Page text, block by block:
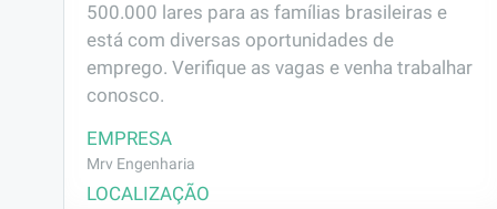
500.000 lares para as famílias brasileiras e
está com diversas oportunidades de
emprego. Verifique as vagas e venha trabalhar
conosco.
EMPRESA
Mrv Engenharia
LOCALIZAÇÃO